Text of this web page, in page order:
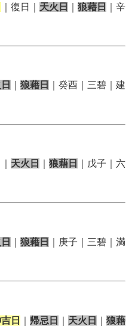
｜復日｜ 天火日 狼藉日
｜辛
狼藉日
｜癸酉｜三碧｜建
天火日 狼藉日
｜戊子｜六
狼藉日
｜庚子｜三碧｜満
日 帰忌日 天火日
狼藉